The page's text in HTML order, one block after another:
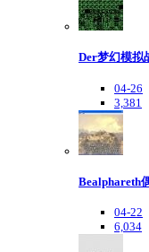
Der梦幻模拟
04-26
3,381
Bealphareth
04-22
6,034